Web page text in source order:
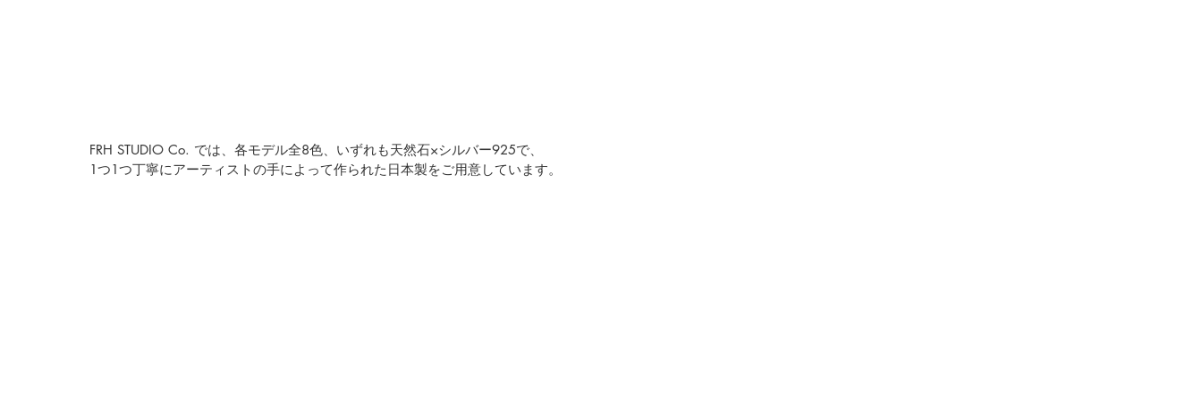
FRH STUDIO Co. では、各モデル全8色、いずれも天然石×シルバー925で、
1つ1つ丁寧にアーティストの手によって作られた日本製をご用意しています。